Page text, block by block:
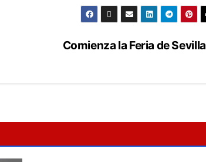
Comienza la Feria de Sevilla